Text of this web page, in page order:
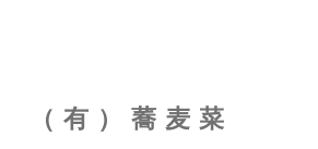
（有）蕎麦菜